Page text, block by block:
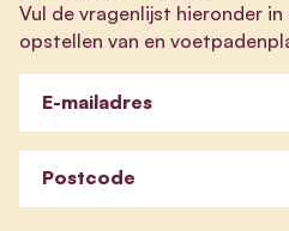
Vul de vragenlijst hieronder
opstellen van en
E-mailadres
Postcode